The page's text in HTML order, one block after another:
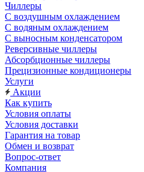
Чиллеры
С воздушным охлаждением
С водяным охлаждением
С выносным конденсатором
Реверсивные чиллеры
Абсорбционные чиллеры
Прецизионные кондиционеры
Услуги
Акции
Как купить
Условия оплаты
Условия доставки
Гарантия на товар
Обмен и возврат
Вопрос-ответ
Компания